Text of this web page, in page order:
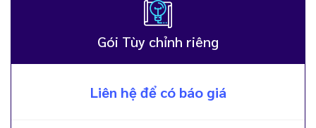
Gói Tùy chỉnh riêng
Liên hệ để có báo giá